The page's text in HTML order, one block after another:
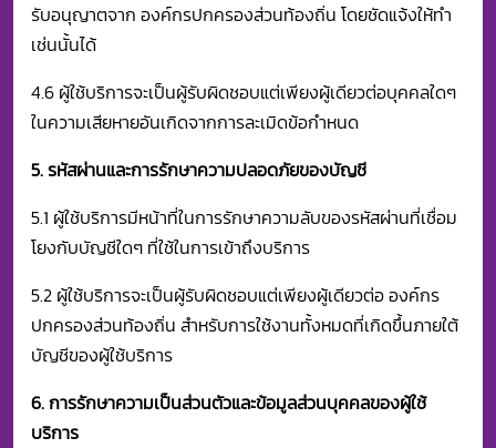
รับอนุญาตจาก องค์กรปกครองส่วนท้องถิ่น โดยชัดแจ้งให้ทำ
เช่นนั้นได้
4.6 ผู้ใช้บริการจะเป็นผู้รับผิดชอบแต่เพียงผู้เดียวต่อบุคคลใดๆ
ในความเสียหายอันเกิดจากการละเมิดข้อกำหนด
5. รหัสผ่านและการรักษาความปลอดภัยของบัญชี
5.1 ผู้ใช้บริการมีหน้าที่ในการรักษาความลับของรหัสผ่านที่เชื่อม
โยงกับบัญชีใดๆ ที่ใช้ในการเข้าถึงบริการ
5.2 ผู้ใช้บริการจะเป็นผู้รับผิดชอบแต่เพียงผู้เดียวต่อ องค์กร
ปกครองส่วนท้องถิ่น สำหรับการใช้งานทั้งหมดที่เกิดขึ้นภายใต้
บัญชีของผู้ใช้บริการ
6. การรักษาความเป็นส่วนตัวและข้อมูลส่วนบุคคลของผู้ใช้
บริการ